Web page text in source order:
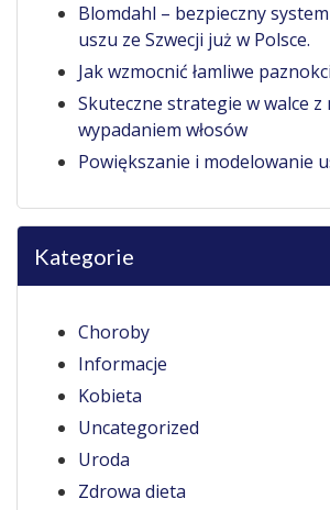
Blomdahl – bezpieczny
uszu ze Szwecji już w Polsce.
Jak wzmocnić łamliwe
Skuteczne strategie w walce z
wypadaniem włosów
Powiększanie i modelowanie
Kategorie
Choroby
Informacje
Kobieta
Uncategorized
Uroda
Zdrowa dieta